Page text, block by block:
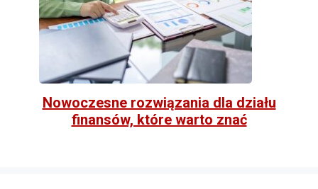
Nowoczesne rozwiązania dla działu
finansów, które warto znać